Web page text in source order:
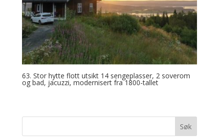
63. Stor hytte flott utsikt 14 sengeplasser, 2 soverom
og bad, jacuzzi, modernisert fra 1800-tallet